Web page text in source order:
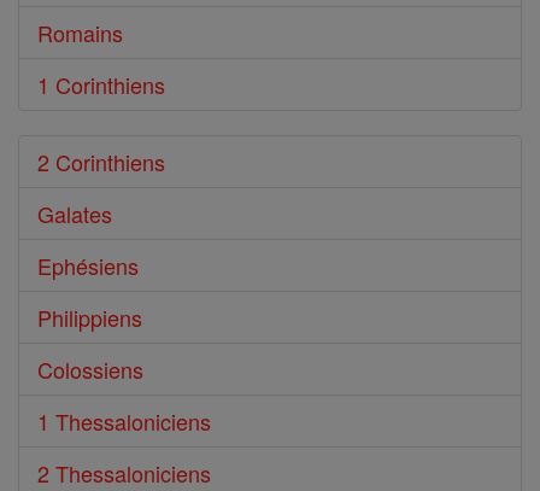
Romains
1 Corinthiens
2 Corinthiens
Galates
Ephésiens
Philippiens
Colossiens
1 Thessaloniciens
2 Thessaloniciens